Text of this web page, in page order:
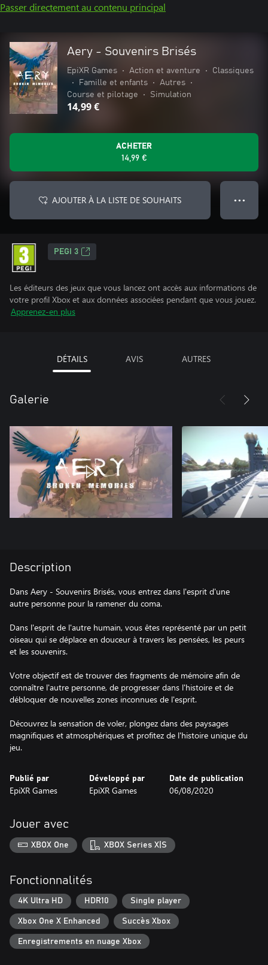
Passer directement au contenu principal
Aery - Souvenirs Brisés
EpiXR Games • Action et aventure •
Classiques
•
Famille et enfants • Autres
•
Course et pilotage
• Simulation
14,99 €
ACHETER
14,99 €
AJOUTER À LA LISTE DE SOUHAITS ● ● ●
PEGI 3
Les éditeurs des jeux que vous lancez ont accès aux informations de
votre profil Xbox et aux données associées pendant que vous jouez.
Apprenez-en plus
DÉTAILS AVIS AUTRES
Galerie
Description
Dans Aery - Souvenirs Brisés, vous entrez dans l'esprit d'une
autre personne pour la ramener du coma.
Dans l'esprit de l'autre humain, vous êtes représenté par un petit
oiseau qui se déplace en douceur à travers les pensées, les peurs
et les souvenirs.
Votre objectif est de trouver des fragments de mémoire afin de
connaître l'autre personne, de progresser dans l'histoire et de
débloquer de nouvelles zones inconnues de l'esprit.
Découvrez la sensation de voler, plongez dans des paysages
magnifiques et atmosphériques et profitez de l'histoire unique du
jeu.
Publié par
EpiXR Games
Développé par
EpiXR Games
Date de publication
06/08/2020
Jouer avec
XBOX One XBOX Series X|S
Fonctionnalités
4K Ultra HD HDR10 Single player
Xbox One X Enhanced Succès Xbox
Enregistrements en nuage Xbox